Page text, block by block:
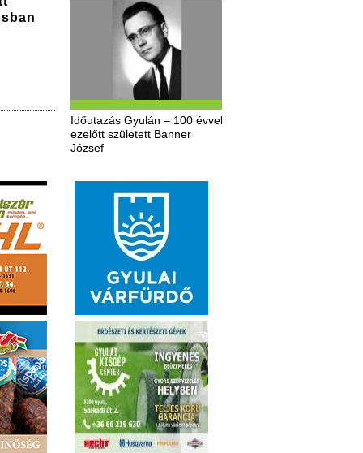
Időutazás Gyulán – 100 évvel
ezelőtt született Banner
József